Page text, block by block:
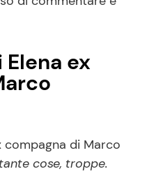
ex
compagna di Marco
cose, troppe.